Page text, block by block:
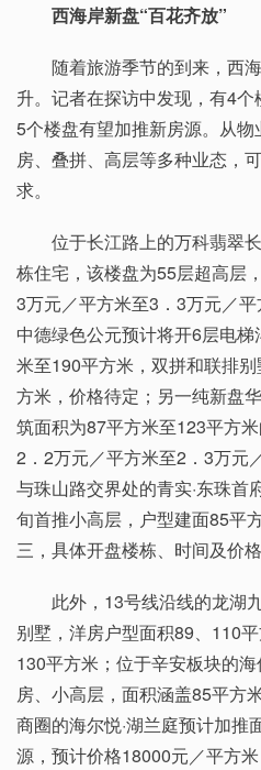
西海岸新盘“百花齐放”
随着旅游季节的到来，西
升。记者在探访中发现，有4
5个楼盘有望加推新房源。从
房、叠拼、高层等多种业态，
求。
位于长江路上的万科翡翠
栋住宅，该楼盘为55层超高层
3万元／平方米至3．3万元／
中德绿色公元预计将开6层电
米至190平方米，双拼和联排
方米，价格待定；另一纯新盘
筑面积为87平方米至123平方
2．2万元／平方米至2．3万元
与珠山路交界处的青实·东珠首
旬首推小高层，户型建面85平
三，具体开盘楼栋、时间及价格
此外，13号线沿线的龙湖
别墅，洋房户型面积89、110
130平方米；位于辛安板块的
房、小高层，面积涵盖85平方
商圈的海尔悦·湖兰庭预计加推
源，预计价格18000元／平方